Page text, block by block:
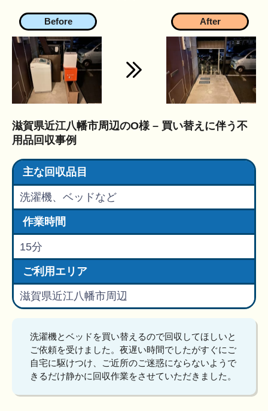
滋賀県近江八幡市周辺のO様 – 買い替えに伴う不
用品回収事例
洗濯機とベッドを買い替えるので回収してほしいと
ご依頼を受けました。夜遅い時間でしたがすぐにご
自宅に駆けつけ、ご近所のご迷惑にならないようで
きるだけ静かに回収作業をさせていただきました。
主な回収品目
洗濯機、ベッドなど
作業時間
15分
ご利用エリア
滋賀県近江八幡市周辺